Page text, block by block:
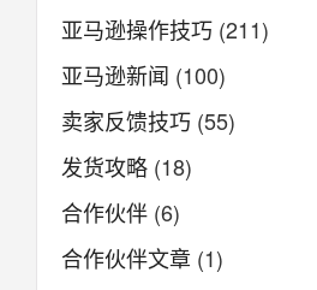
亚马逊操作技巧 (211)
亚马逊新闻 (100)
卖家反馈技巧 (55)
发货攻略 (18)
合作伙伴 (6)
合作伙伴文章 (1)